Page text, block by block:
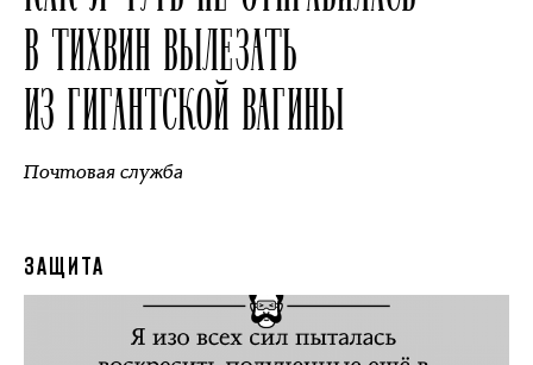
В ТИХВИН ВЫЛЕЗАТЬ
ИЗ ГИГАНТСКОЙ ВАГИНЫ
Почтовая служба
ЗАЩИТА